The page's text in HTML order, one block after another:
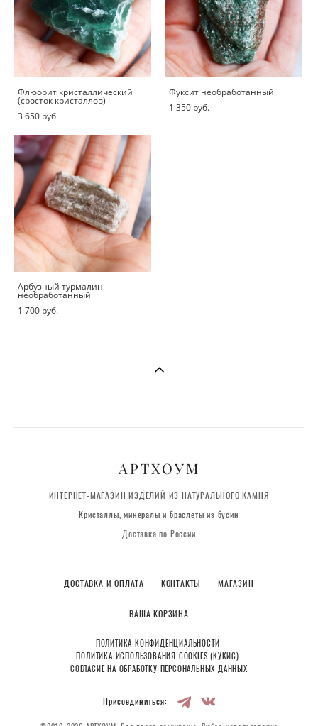
Флюорит кристаллический
(сросток кристаллов)
3 650 pуб.
Фуксит необработанный
1 350 pуб.
Арбузный турмалин
необработанный
1 700 pуб.
АРТХОУМ
ИНТЕРНЕТ-МАГАЗИН ИЗДЕЛИЙ ИЗ НАТУРАЛЬНОГО КАМНЯ
Кристаллы, минералы и браслеты из бусин
Доставка по России
ДОСТАВКА И ОПЛАТА КОНТАКТЫ МАГАЗИН
ВАША КОРЗИНА
ПОЛИТИКА КОНФИДЕНЦИАЛЬНОСТИ
ПОЛИТИКА ИСПОЛЬЗОВАНИЯ COOKIES (КУКИС)
СОГЛАСИЕ НА ОБРАБОТКУ ПЕРСОНАЛЬНЫХ ДАННЫХ
Присоединиться: